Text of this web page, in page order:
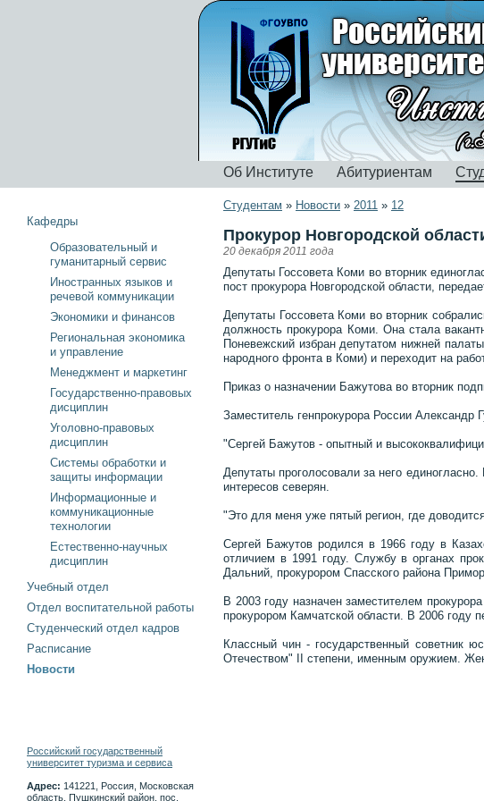
Об Институте Абитуриентам
Студентам » Новости » 2011 » 12
Прокурор Новгородской
20 декабря 2011 года
Депутаты Госсовета Коми во вторник
пост прокурора Новгородской области,
Депутаты Госсовета Коми во вторник
должность прокурора Коми. Она стала
Поневежский избран депутатом нижней
народного фронта в Коми) и переходит на
Приказ о назначении Бажутова во вторник
Заместитель генпрокурора России Александр
"Сергей Бажутов - опытный и
Депутаты проголосовали за него
интересов северян.
"Это для меня уже пятый регион, где
Сергей Бажутов родился в 1966 году в
отличием в 1991 году. Службу в органах
Дальний, прокурором Спасского района
В 2003 году назначен заместителем
прокурором Камчатской области. В 2006 году
Классный чин - государственный советник
Отечеством" II степени, именным оружием.
Кафедры
Образовательный и
гуманитарный сервис
Иностранных языков и
речевой коммуникации
Экономики и финансов
Региональная экономика
и управление
Менеджмент и маркетинг
Государственно-правовых
дисциплин
Уголовно-правовых
дисциплин
Системы обработки и
защиты информации
Информационные и
коммуникационные
технологии
Естественно-научных
дисциплин
Учебный отдел
Отдел воспитательной работы
Студенческий отдел кадров
Расписание
Новости
Российский государственный
университет туризма и сервиса
Адрес: 141221, Россия, Московская
область, Пушкинский район, пос.